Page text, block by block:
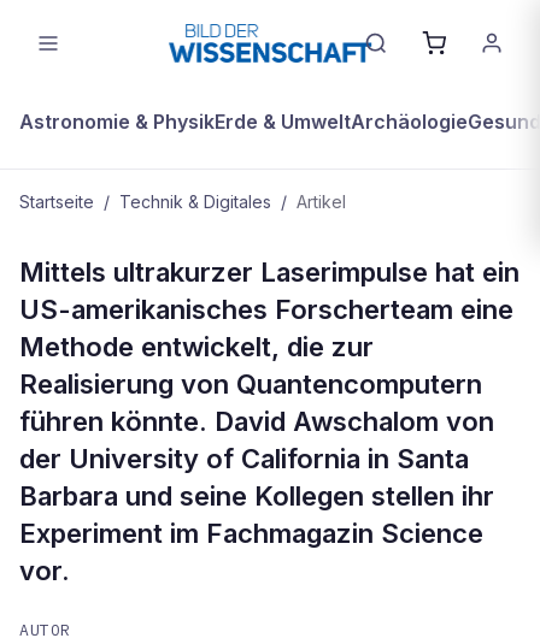
Astronomie & PhysikErde & UmweltArchäologie
Startseite / Technik & Digitales / Artikel
Quantencomputer: Rechnen, bevor
die Information verloren geht
Mittels ultrakurzer Laserimpulse hat ein
US-amerikanisches Forscherteam eine
Methode entwickelt, die zur
Realisierung von Quantencomputern
führen könnte. David Awschalom von
der University of California in Santa
Barbara und seine Kollegen stellen ihr
Experiment im Fachmagazin Science
vor.
AUTOR